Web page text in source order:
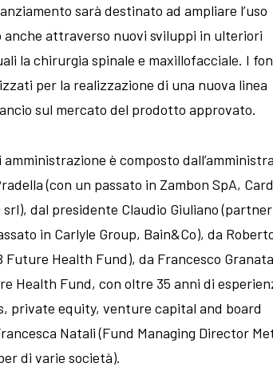
sarà destinato ad ampliare l’uso
attraverso nuovi sviluppi in ulteriori
la chirurgia spinale e maxillofacciale. I
per la realizzazione di una nuova linea
sul mercato del prodotto approvato.
amministrazione è composto
(con un passato in Zambon SpA,
dal presidente Claudio Giuliano
in Carlyle Group, Bain&Co), da
Future Health Fund), da Francesco Granata
Health Fund, con oltre 35 anni di
private equity, venture capital and board
Natali (Fund Managing Director
di varie società).